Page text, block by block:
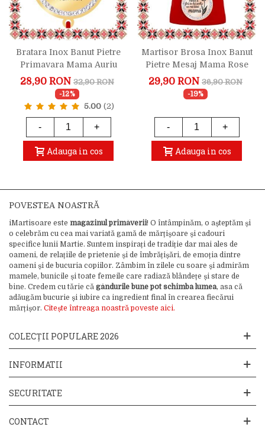
Bratara Inox Banut Pietre
Primavara Mama Auriu
28,90 RON 32,90 RON
-12%
5.00 (2)
- +
Adauga in cos
Martisor Brosa Inox Banut
Pietre Mesaj Mama Rose
Gold
29,90 RON 36,90 RON
-19%
- +
Adauga in cos
POVESTEA NOASTRĂ
iMartisoare este magazinul primăverii! O întâmpinăm, o așteptăm și
o celebrăm cu cea mai variată gamă de mărțișoare și cadouri
specifice lunii Martie. Suntem inspirați de tradiție dar mai ales de
oameni, de relațiile de prietenie și de îmbrățișări, de emoția dintre
oameni și de bucuria copiilor. Zâmbim în zilele cu soare și admirăm
mamele, bunicile și toate femeile care radiază blândețe și stare de
bine. Credem cu tărie că gândurile bune pot schimba lumea, asa că
adăugăm bucurie și iubire ca ingredient final în crearea fiecărui
mărțișor. Citește întreaga noastră poveste aici.
COLECȚII POPULARE 2026
INFORMATII
SECURITATE
CONTACT